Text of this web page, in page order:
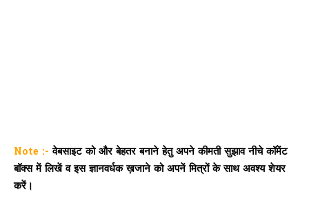
Note :- वेबसाइट को और बेहतर बनाने हेतु अपने कीमती सुझाव नीचे कॉमेंट
बॉक्स में लिखें व इस ज्ञानवर्धक ख़जाने को अपनें मित्रों के साथ अवश्य शेयर
करें।